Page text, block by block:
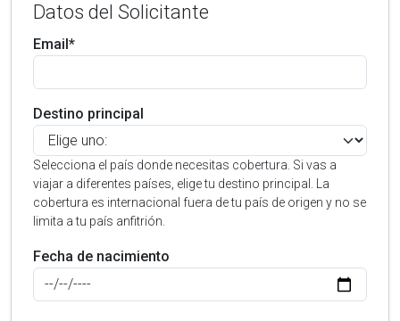
Datos del Solicitante
Email*
Destino principal
Selecciona el país donde necesitas cobertura. Si vas a
viajar a diferentes países, elige tu destino principal. La
cobertura es internacional fuera de tu país de origen y no se
limita a tu país anfitrión.
Fecha de nacimiento